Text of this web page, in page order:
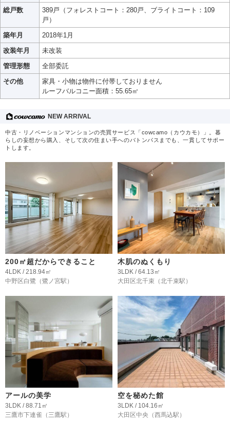
総戸数
389戸（フォレストコート：280戸、ブライトコート：109
戸）
築年月
2018年1月
改装年月
未改装
管理形態
全部委託
その他
家具・小物は物件に付帯しておりません
ルーフバルコニー面積：55.65㎡
NEW ARRIVAL
中古・リノベーションマンションの売買サービス「cowcamo（カウカモ）」。暮
らしの妄想から購入、そして次の住まい手へのバトンパスまでも、一貫してサポー
トします。
200㎡超だからできること
4LDK / 218.94㎡
中野区白鷺 （鷺ノ宮駅）
木肌のぬくもり
3LDK / 64.13㎡
大田区北千束 （北千束駅）
アールの美学
3LDK / 88.71㎡
三鷹市下連雀 （三鷹駅）
空を秘めた館
3LDK / 104.16㎡
大田区中央 （西馬込駅）